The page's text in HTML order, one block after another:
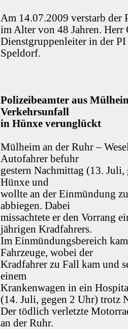
Am 14.07.2009 verstarb
im Alter von 48 Jahren. Herr
Dienstgruppenleiter in der
Speldorf.
Polizeibeamter aus
Verkehrsunfall
in Hünxe verunglückt
Mülheim an der Ruhr –
Autofahrer befuhr
gestern Nachmittag (13.
Hünxe und
wollte an der Einmündung
abbiegen. Dabei
missachtete er den Vorrang
jährigen Kradfahrers.
Im Einmündungsbereich
Fahrzeuge, wobei der
Kradfahrer zu Fall kam und
einem
Krankenwagen in ein
(14. Juli, gegen 2 Uhr) trotz
Der tödlich verletzte
an der Ruhr.